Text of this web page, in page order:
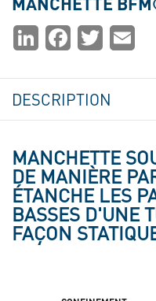
PartagerLinkedInFacebookTwitter
DESCRIPTION
MANCHETTE
DE MANIÈRE
ÉTANCHE LES
BASSES D'UNE
FAÇON